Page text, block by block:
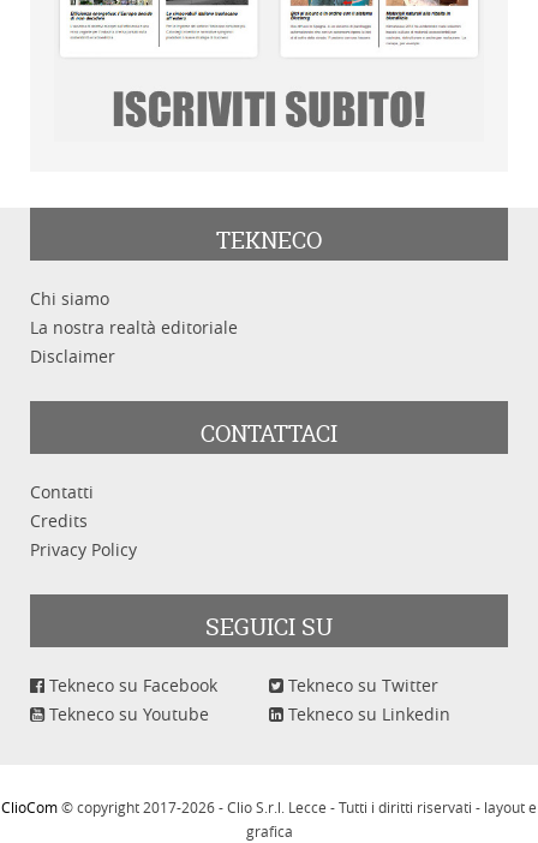
TEKNECO
Chi siamo
La nostra realtà editoriale
Disclaimer
CONTATTACI
Contatti
Credits
Privacy Policy
SEGUICI SU
Tekneco su Facebook
Tekneco su Twitter
Tekneco su Youtube
Tekneco su Linkedin
ClioCom© copyright 2017-2026 - Clio S.r.l. Lecce - Tutti i diritti riservati - layout e
grafica